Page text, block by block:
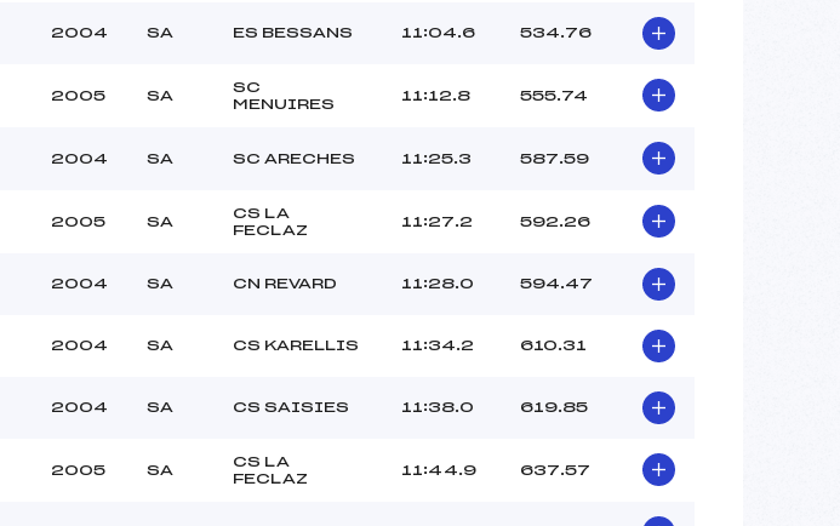
2004 SA ES BESSANS 11:04.6 534.76
2005 SA
SC
MENUIRES
11:12.8 555.74
2004 SA SC ARECHES 11:25.3 587.59
2005 SA
CS LA
FECLAZ
11:27.2 592.26
2004 SA CN REVARD 11:28.0 594.47
2004 SA CS KARELLIS 11:34.2 610.31
2004 SA CS SAISIES 11:38.0 619.85
2005 SA
CS LA
FECLAZ
11:44.9 637.57